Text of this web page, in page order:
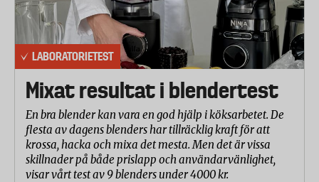
LABORATORIETEST
Mixat resultat i blendertest
En bra blender kan vara en god hjälp i köksarbetet. De
flesta av dagens blenders har tillräcklig kraft för att
krossa, hacka och mixa det mesta. Men det är vissa
skillnader på både prislapp och användarvänlighet,
visar vårt test av 9 blenders under 4000 kr.